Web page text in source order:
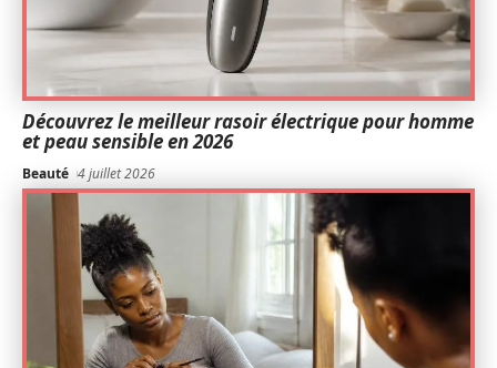
Découvrez le meilleur rasoir électrique pour homme
et peau sensible en 2026
Beauté 4 juillet 2026